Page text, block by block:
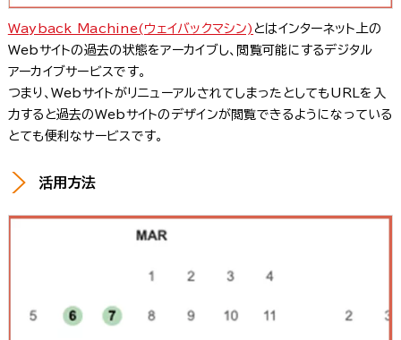
Wayback Machine(ウェイバックマシン) とはインターネット上の
Webサイトの過去の状態をアーカイブし、閲覧可能にするデジタル
アーカイブサービスです。
つまり、WebサイトがリニューアルされてしまったとしてもURLを入
力すると過去のWebサイトのデザインが閲覧できるようになっている
とても便利なサービスです。
活用方法